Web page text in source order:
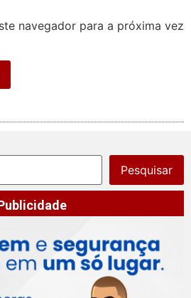
navegador para a próxima vez
Pesquisar